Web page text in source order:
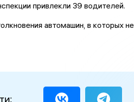
привлекли 39 водителей.
автомашин, в которых не